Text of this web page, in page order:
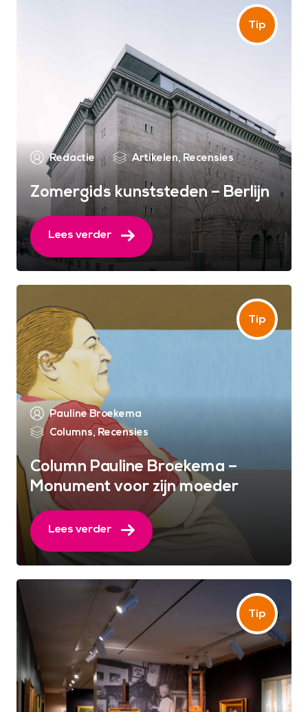
Redactie Artikelen, Recensies
Zomergids kunststeden – Berlijn
Lees verder
Pauline Broekema
Columns, Recensies
Column Pauline Broekema –
Monument voor zijn moeder
Lees verder